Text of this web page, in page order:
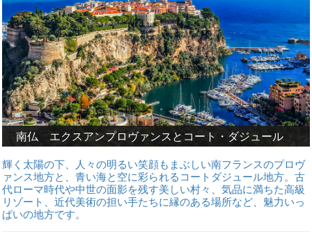
南仏 エクスアンプロヴァンスとコート・ダジュール
輝く太陽の下、人々の明るい笑顔もまぶしい南フランスのプロヴ
ァンス地方と、青い海と空に彩られるコートダジュール地方。古
代ローマ時代や中世の面影を残す美しい村々、気品に満ちた高級
リゾート、近代美術の担い手たちに縁のある場所など、魅力いっ
ぱいの地方です。